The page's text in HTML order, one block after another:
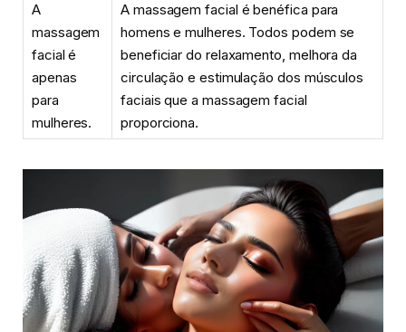
A
massagem
facial é
apenas
para
mulheres.
A massagem facial é benéfica para
homens e mulheres. Todos podem se
beneficiar do relaxamento, melhora da
circulação e estimulação dos músculos
faciais que a massagem facial
proporciona.